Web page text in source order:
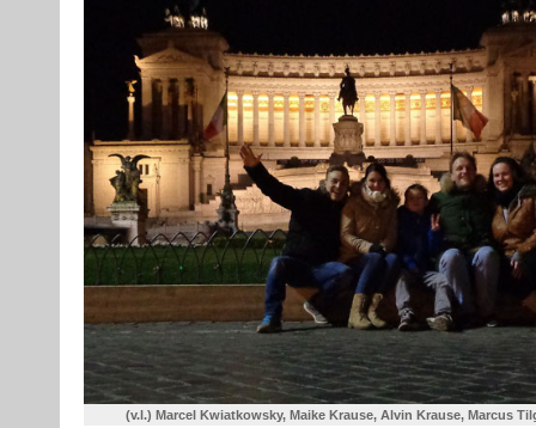
(v.l.) Marcel Kwiatkowsky, Maike Krause, Alvin Krause, Marcus